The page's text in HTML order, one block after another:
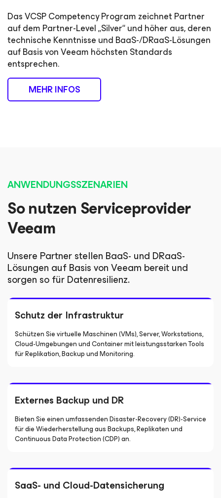
Das VCSP Competency Program zeichnet Partner
auf dem Partner-Level „Silver“ und höher aus, deren
technische Kenntnisse und BaaS-/DRaaS-Lösungen
auf Basis von Veeam höchsten Standards
entsprechen.
MEHR INFOS
ANWENDUNGSSZENARIEN
So nutzen Serviceprovider
Veeam
Unsere Partner stellen BaaS- und DRaaS-
Lösungen auf Basis von Veeam bereit und
sorgen so für Datenresilienz.
Schutz der Infrastruktur
Schützen Sie virtuelle Maschinen (VMs), Server, Workstations,
Cloud-Umgebungen und Container mit leistungsstarken Tools
für Replikation, Backup und Monitoring.
Externes Backup und DR
Bieten Sie einen umfassenden Disaster-Recovery (DR)-Service
für die Wiederherstellung aus Backups, Replikaten und
Continuous Data Protection (CDP) an.
SaaS- und Cloud-Datensicherung